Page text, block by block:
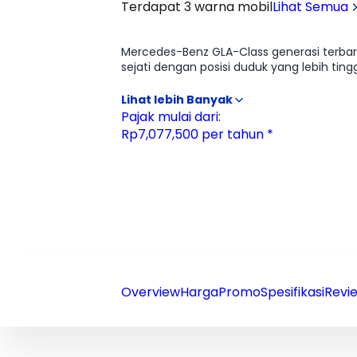
Terdapat 3 warna mobilLihat Semua
Mercedes-Benz GLA-Class generasi
sejati dengan posisi duduk yang lebih tinggi dan gagah. Ruang kabin, terutama di baris belakang, jauh lebih
Package (pada varian 4MATIC)
menawarkan kepraktisan harian, badge
Pajak mulai dari:
Rp7,077,500 per tahun *
OverviewHargaPromoSpesifikasi